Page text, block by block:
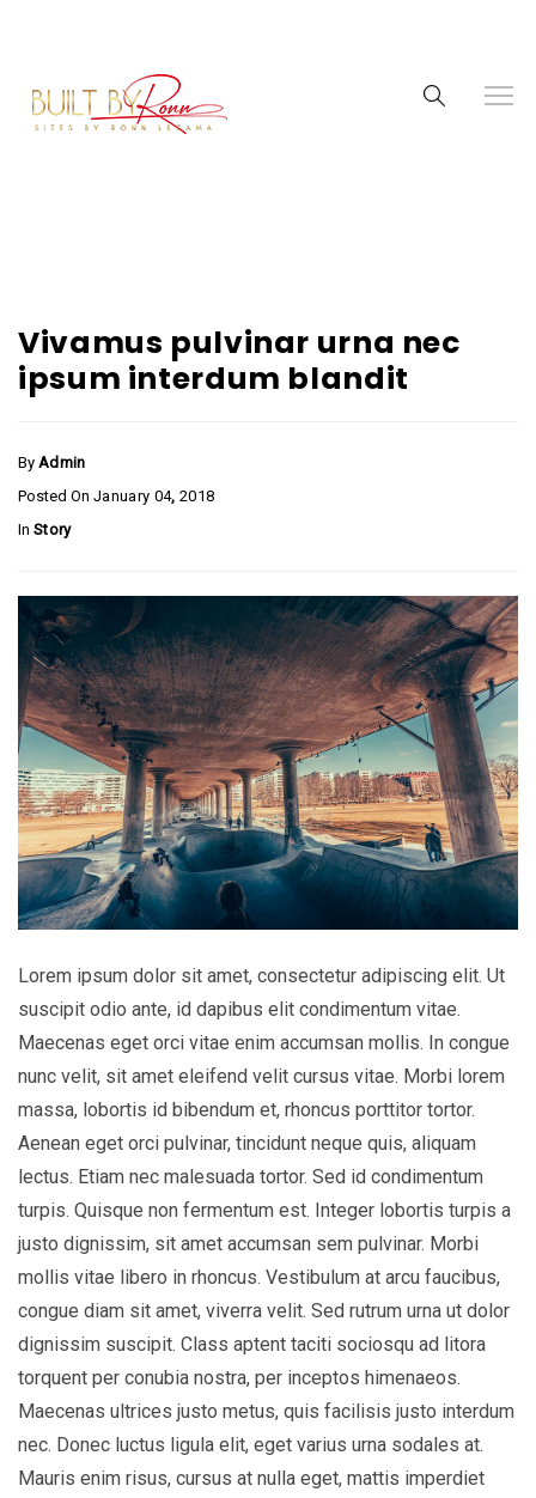
Vivamus pulvinar urna nec
ipsum interdum blandit
By Admin
Posted On January 04, 2018
In Story
Lorem ipsum dolor sit amet, consectetur adipiscing elit. Ut
suscipit odio ante, id dapibus elit condimentum vitae.
Maecenas eget orci vitae enim accumsan mollis. In congue
nunc velit, sit amet eleifend velit cursus vitae. Morbi lorem
massa, lobortis id bibendum et, rhoncus porttitor tortor.
Aenean eget orci pulvinar, tincidunt neque quis, aliquam
lectus. Etiam nec malesuada tortor. Sed id condimentum
turpis. Quisque non fermentum est. Integer lobortis turpis a
justo dignissim, sit amet accumsan sem pulvinar. Morbi
mollis vitae libero in rhoncus. Vestibulum at arcu faucibus,
congue diam sit amet, viverra velit. Sed rutrum urna ut dolor
dignissim suscipit. Class aptent taciti sociosqu ad litora
torquent per conubia nostra, per inceptos himenaeos.
Maecenas ultrices justo metus, quis facilisis justo interdum
nec. Donec luctus ligula elit, eget varius urna sodales at.
Mauris enim risus, cursus at nulla eget, mattis imperdiet